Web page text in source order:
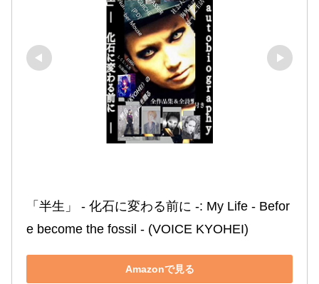
「半生」 ‐ 化石に変わる前に ‐: My Life ‐ Befor
e become the fossil ‐ (VOICE KYOHEI)
Amazonで見る